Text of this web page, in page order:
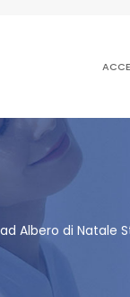
Albero di Natale